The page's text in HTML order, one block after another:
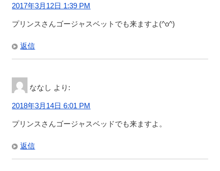
2017年3月12日 1:39 PM
プリンスさんゴージャスベットでも来ますよ(^o^)
返信
ななし より:
2018年3月14日 6:01 PM
プリンスさんゴージャスベッドでも来ますよ。
返信